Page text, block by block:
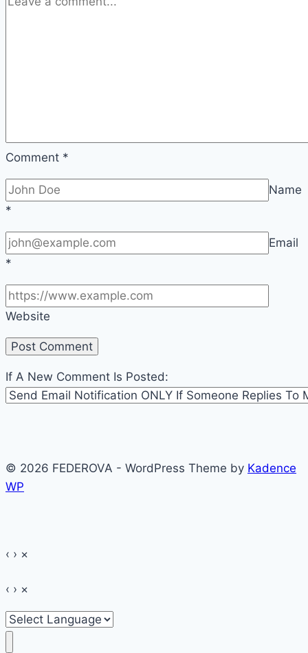
Comment *
Name
*
Email
*
Website
If A New Comment Is Posted:
© 2026 FEDEROVA - WordPress Theme by Kadence
WP
‹ › ×
‹ › ×